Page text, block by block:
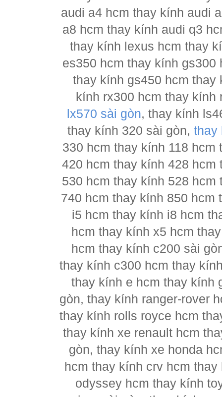
audi a4 hcm thay kính audi
a8 hcm thay kính audi q3
thay kính lexus hcm thay
es350 hcm thay kính
thay kính gs450 hcm thay
kính rx300 hcm thay
lx570 sài gòn, thay kính
thay kính 320 sài gòn,thay
330 hcm thay kính 118
420 hcm thay kính 428
530 hcm thay kính 528
740 hcm thay kính 850
i5 hcm thay kính i8 hcm
hcm thay kính x5 hcm
hcm thay kính c200 sài
thay kính c300 hcm thay
thay kính e hcm thay kính
gòn, thay kính ranger-rover
thay kính rolls royce hcm
thay kính xe renault hcm
gòn, thay kính xe honda
hcm thay kính crv hcm
odyssey hcm thay kính